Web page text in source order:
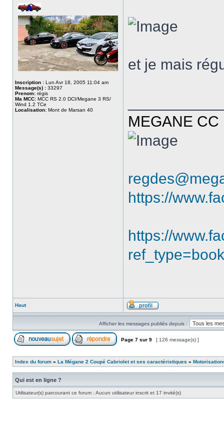
Inscription : Lun Avr 18, 2005 11:04 am
Message(s) : 33297
Prenom: régis
Ma MCC: MCC RS 2.0 DCI/Megane 3 RS/
Wind 1.2 TCe
Localisation: Mont de Marsan 40
et je mais
MEGANE
https://
https://
Haut
Afficher les messages publiés depuis :
Page 7 sur 9 [ 126 message(s) ]
Index du forum » La Mégane 2 Coupé Cabriolet et ses caractéristiques »
Qui est en ligne ?
Utilisateur(s) parcourant ce forum : Aucun utilisateur inscrit et 17 invité(s)